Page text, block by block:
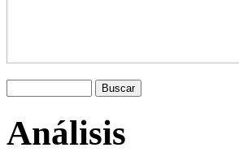
Análisis